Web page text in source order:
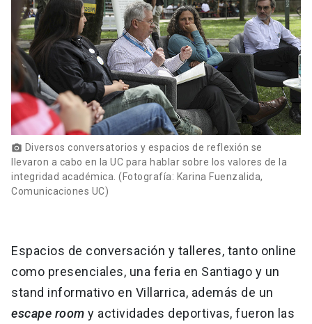
Vecinos launch
Donaciones launch
photo_camera Diversos conversatorios y espacios de reflexión se
llevaron a cabo en la UC para hablar sobre los valores de la
integridad académica. (Fotografía: Karina Fuenzalida,
Comunicaciones UC)
Espacios de conversación y talleres, tanto online
como presenciales, una feria en Santiago y un
stand informativo en Villarrica, además de un
escape room y actividades deportivas, fueron las